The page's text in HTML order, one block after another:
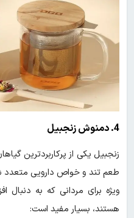
4. دمنوش زنجبیل
زنجبیل یکی از پرکاربردترین
طعم تند و خواص دارویی
ویژه برای مردانی که به
هستند، بسیار مفید است: